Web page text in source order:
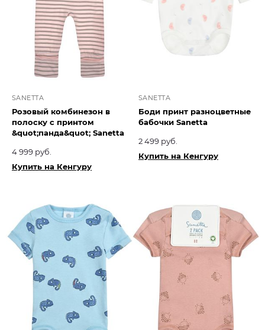
SANETTA
Розовый комбинезон в
полоску с принтом
&quot;панда&quot; Sanetta
4 999 руб.
Купить на Кенгуру
SANETTA
Боди принт разноцветные
бабочки Sanetta
2 499 руб.
Купить на Кенгуру